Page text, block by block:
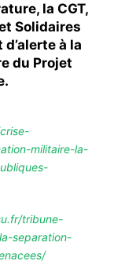
la CGT,
Solidaires
à la
du Projet
militaire-la-
tribune-
separation-